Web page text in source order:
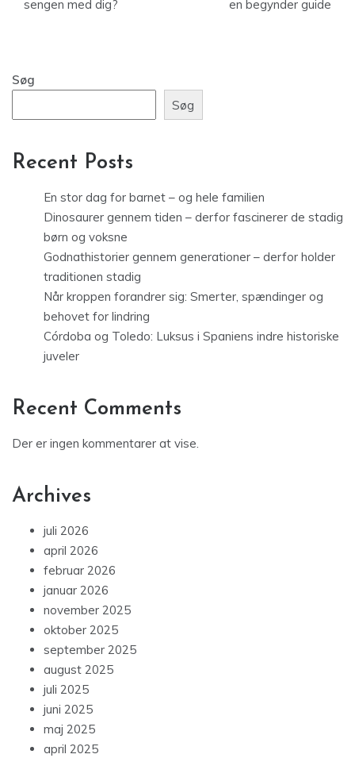
sengen med dig? en begynder guide
Søg
Søg
Recent Posts
En stor dag for barnet – og hele familien
Dinosaurer gennem tiden – derfor fascinerer de stadig
børn og voksne
Godnathistorier gennem generationer – derfor holder
traditionen stadig
Når kroppen forandrer sig: Smerter, spændinger og
behovet for lindring
Córdoba og Toledo: Luksus i Spaniens indre historiske
juveler
Recent Comments
Der er ingen kommentarer at vise.
Archives
juli 2026
april 2026
februar 2026
januar 2026
november 2025
oktober 2025
september 2025
august 2025
juli 2025
juni 2025
maj 2025
april 2025